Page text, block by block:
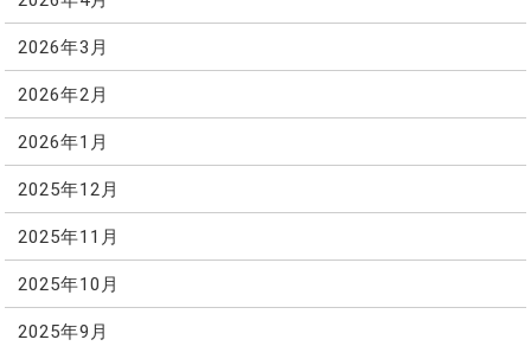
2026年3月
2026年2月
2026年1月
2025年12月
2025年11月
2025年10月
2025年9月